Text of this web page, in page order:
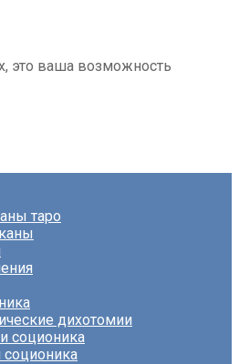
это ваша возможность
таро
дихотомии
соционика
соционика